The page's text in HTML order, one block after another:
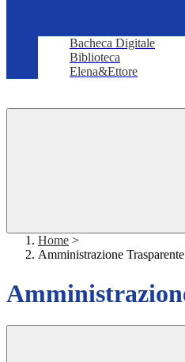
Bacheca Digitale
Biblioteca
Elena&Ettore
Home >
Amministrazione Trasparente